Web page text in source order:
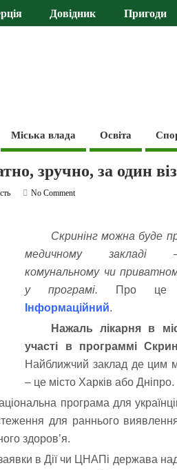
Довідник Пригоди
Міська влада Освіта
зручно, за один
No Comment
Скринінг можна буде
медичному закладі
комунальному чи
у програмі. Про це
Інформаційний.
Нажаль лікарня в
участі в программі
Найближчий заклад де цим
– це місто Харків або Дніпро.
програма для
для раннього
здоров’я.
в Дії чи ЦНАПі держава